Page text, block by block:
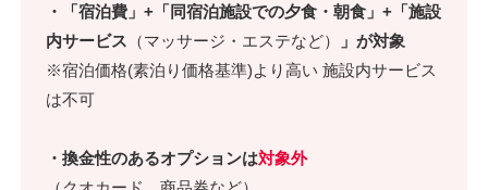
・「宿泊費」+「同宿泊施設での夕食・朝食」+「施設
内サービス （マッサージ・エステなど）
」が対象
※宿泊価格(素泊り価格基準)より高い 施設内サービス
は不可
・換金性のあるオプションは対象外